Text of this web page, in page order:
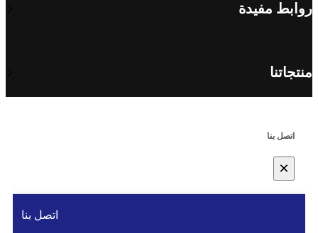
روابط مفيدة
منتجاتنا
اتصل بنا
×
اتصل بنا